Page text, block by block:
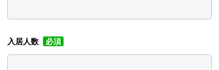
入居人数 必須